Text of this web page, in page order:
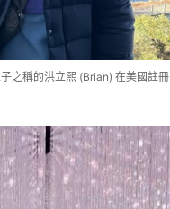
之稱的洪立熙 (Brian) 在美國註冊